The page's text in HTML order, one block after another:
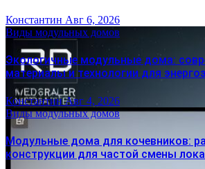
Константин Авг 6, 2026
Виды модульных домов
Экологичные модульные дома:
материалы и технологии для
КонстантинАвг 4, 2026
Виды модульных домов
Модульные дома для кочевников:
конструкции для частой смены